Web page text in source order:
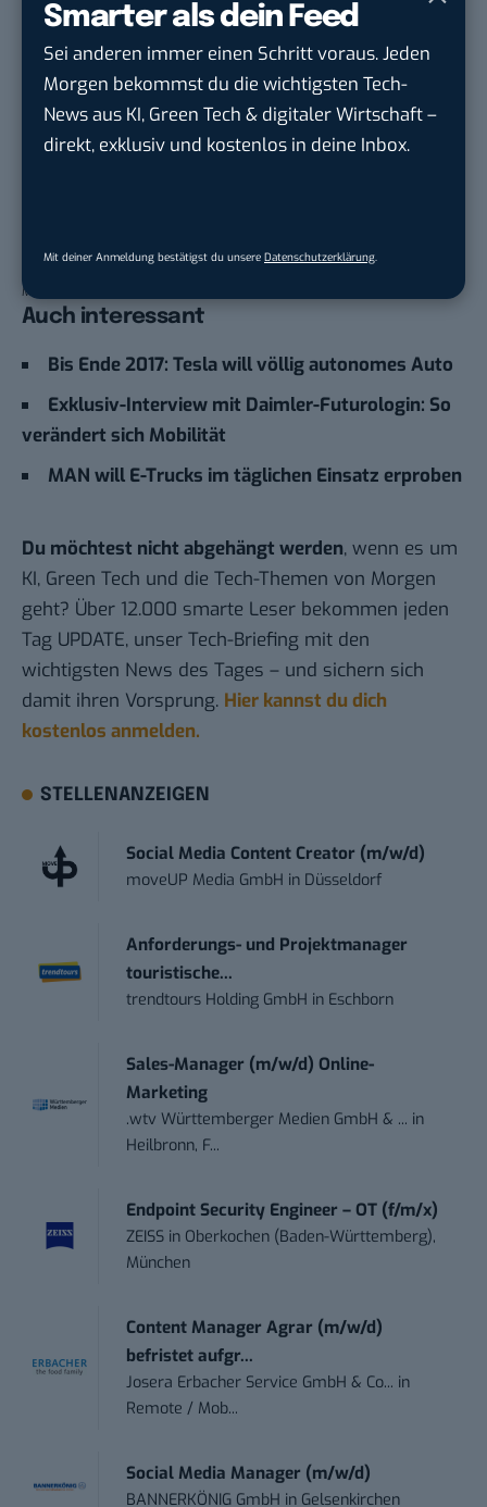
Smarter als dein Feed
Sei anderen immer einen Schritt voraus. Jeden
Morgen bekommst du die wichtigsten Tech-
News aus KI, Green Tech & digitaler Wirtschaft –
direkt, exklusiv und kostenlos in deine Inbox.
Mit deiner Anmeldung bestätigst du unsere Datenschutzerklärung
Mercedes-Benz)
Auch interessant
Bis Ende 2017: Tesla will völlig autonomes Auto
Exklusiv-Interview mit Daimler-Futurologin: So
verändert sich Mobilität
MAN will E-Trucks im täglichen Einsatz erproben
Du möchtest nicht abgehängt werden, wenn es um
KI, Green Tech und die Tech-Themen von Morgen
geht? Über 12.000 smarte Leser bekommen jeden
Tag UPDATE, unser Tech-Briefing mit den
wichtigsten News des Tages – und sichern sich
damit ihren Vorsprung. Hier kannst du dich
kostenlos anmelden.
STELLENANZEIGEN
Social Media Content Creator (m/w/d)
moveUP Media GmbH in Düsseldorf
Anforderungs- und Projektmanager
touristische...
trendtours Holding GmbH in Eschborn
Sales-Manager (m/w/d) Online-
Marketing
.wtv Württemberger Medien GmbH & ... in
Heilbronn, F...
Endpoint Security Engineer – OT (f/m/x)
ZEISS in Oberkochen (Baden-Württemberg),
München
Content Manager Agrar (m/w/d)
befristet aufgr...
Josera Erbacher Service GmbH & Co... in
Remote / Mob...
Social Media Manager (m/w/d)
BANNERKÖNIG GmbH in Gelsenkirchen